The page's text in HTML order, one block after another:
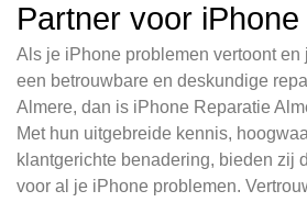
Partner voor
Als je iPhone problemen vertoont en
een betrouwbare en deskundige
Almere, dan is iPhone Reparatie
Met hun uitgebreide kennis,
klantgerichte benadering, bieden zij
voor al je iPhone problemen.